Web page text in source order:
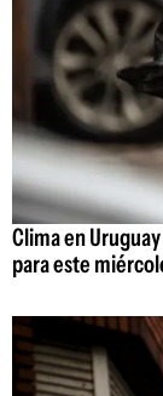
Clima en
para este